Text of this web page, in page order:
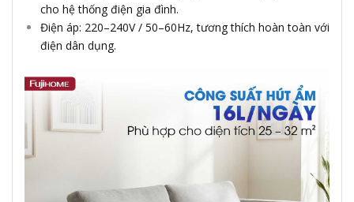
cho hệ thống điện gia đình.
Điện áp: 220–240V / 50–60Hz, tương thích hoàn toàn với
điện dân dụng.